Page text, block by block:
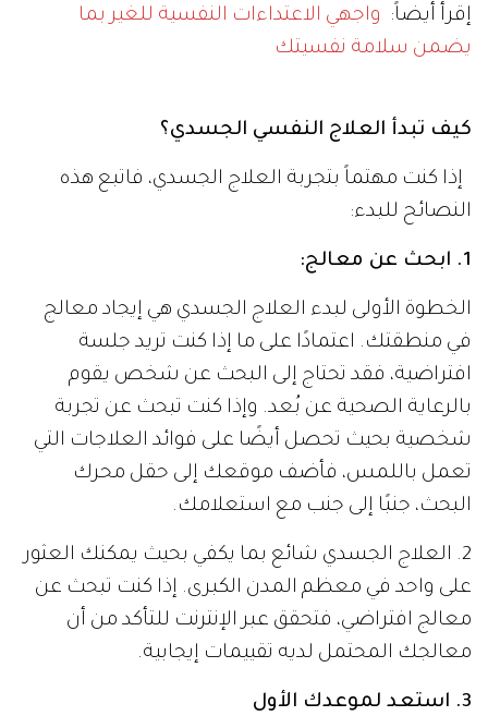
إقرأ أيضاً: واجهي الاعتداءات النفسية للغير بما
يضمن سلامة نفسيتك
كيف تبدأ العلاج النفسي الجسدي؟
إذا كنت مهتماً بتجربة العلاج الجسدي، فاتبع هذه
النصائح للبدء:
1. ابحث عن معالج:
الخطوة الأولى لبدء العلاج الجسدي هي إيجاد معالج
في منطقتك. اعتمادًا على ما إذا كنت تريد جلسة
افتراضية، فقد تحتاج إلى البحث عن شخص يقوم
بالرعاية الصحية عن بُعد. وإذا كنت تبحث عن تجربة
شخصية بحيث تحصل أيضًا على فوائد العلاجات التي
تعمل باللمس، فأضف موقعك إلى حقل محرك
البحث، جنبًا إلى جنب مع استعلامك.
2. العلاج الجسدي شائع بما يكفي بحيث يمكنك العثور
على واحد في معظم المدن الكبرى. إذا كنت تبحث عن
معالج افتراضي، فتحقق عبر الإنترنت للتأكد من أن
معالجك المحتمل لديه تقييمات إيجابية.
3. استعد لموعدك الأول